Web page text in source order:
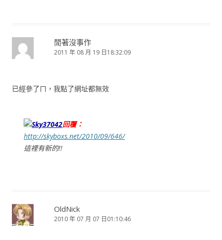
閒著沒事作
2011 年 08 月 19 日18:32:09
已經參了ㄇ，我點了網址都無效
Sky37042回覆：
http://skyboxs.net/2010/09/646/
這裡有新的!!
OldNick
2010 年 07 月 07 日01:10:46